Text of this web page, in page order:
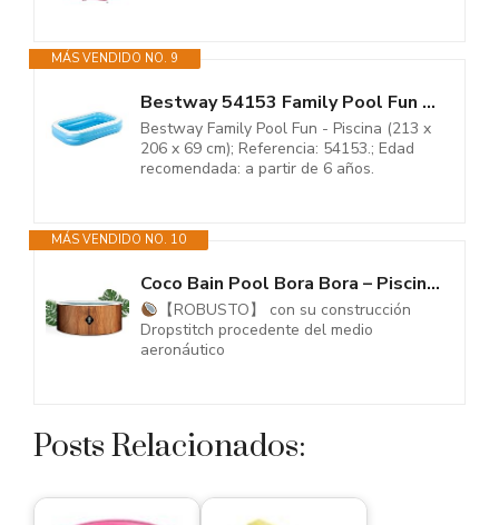
MÁS VENDIDO NO. 9
Bestway 54153 Family Pool Fun - Piscina (213 x 206 x 69 cm)
Bestway Family Pool Fun - Piscina (213 x
206 x 69 cm); Referencia: 54153.; Edad
recomendada: a partir de 6 años.
MÁS VENDIDO NO. 10
Coco Bain Pool Bora Bora – Piscina fuera del suelo 180 cm de diámetro...
【ROBUSTO】 con su construcción
Dropstitch procedente del medio
aeronáutico
Posts Relacionados: